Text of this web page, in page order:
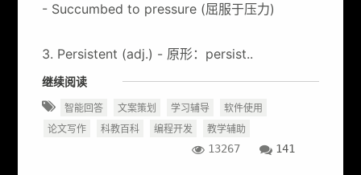
- Succumbed to pressure (屈服于压力)
3. Persistent (adj.) - 原形：persist..
继续阅读
智能回答 文案策划 学习辅导
软件使用
论文写作
科教百科 编程开发 教学辅助
13267 141